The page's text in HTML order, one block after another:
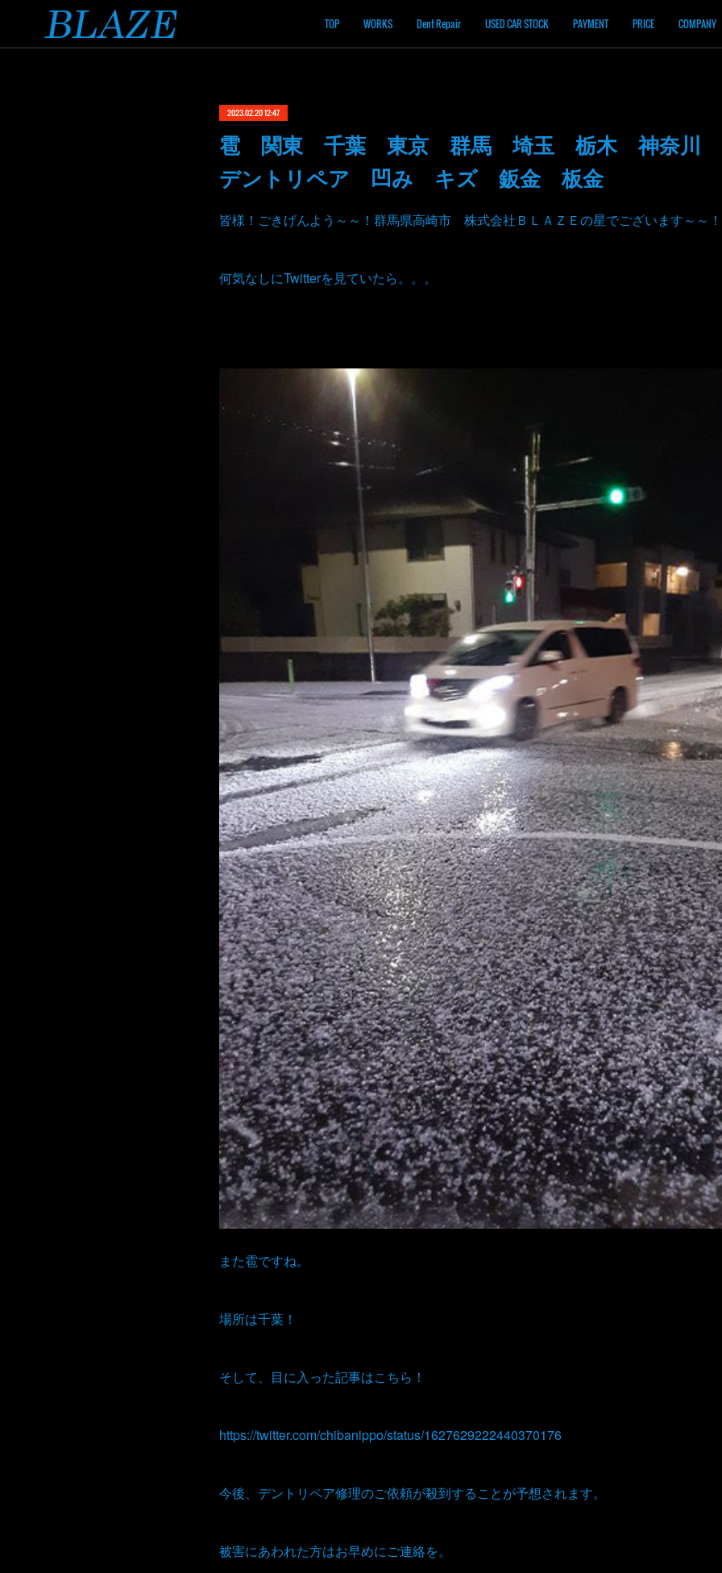
TOP WORKS Dent Repair USED CAR STOCK PAYMENT PRICE COMPANY
2023.02.20 12:47
雹 関東 千葉 東京 群馬 埼玉 栃木 神奈川
デントリペア 凹み キズ 鈑金 板金
皆様！ごきげんよう～～！群馬県高崎市 株式会社ＢＬＡＺＥの星でございます～～！
何気なしにTwitterを見ていたら。。。
また雹ですね。
場所は千葉！
そして、目に入った記事はこちら！
https://twitter.com/chibanippo/status/1627629222440370176
今後、デントリペア修理のご依頼が殺到することが予想されます。
被害にあわれた方はお早めにご連絡を。